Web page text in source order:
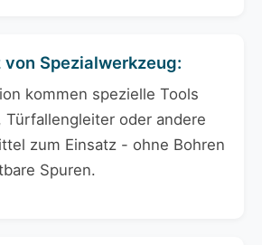
von Spezialwerkzeug:
kommen spezielle Tools
Türfallengleiter oder andere
zum Einsatz - ohne Bohren
Spuren.